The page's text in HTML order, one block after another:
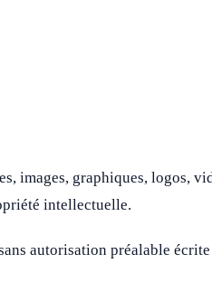
images, graphiques, logos,
intellectuelle.
autorisation préalable